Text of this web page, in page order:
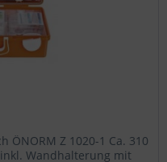
ÖNORM Z 1020-1 Ca. 310
inkl. Wandhalterung mit